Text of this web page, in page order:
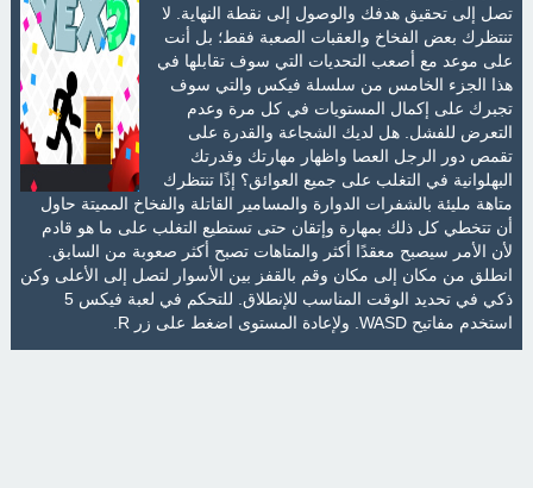
تصل إلى تحقيق هدفك والوصول إلى نقطة النهاية. لا
تنتظرك بعض الفخاخ والعقبات الصعبة فقط؛ بل أنت
على موعد مع أصعب التحديات التي سوف تقابلها في
هذا الجزء الخامس من سلسلة فيكس والتي سوف
تجبرك على إكمال المستويات في كل مرة وعدم
التعرض للفشل. هل لديك الشجاعة والقدرة على
تقمص دور الرجل العصا واظهار مهارتك وقدرتك
البهلوانية في التغلب على جميع العوائق؟ إذًا تنتظرك
متاهة مليئة بالشفرات الدوارة والمسامير القاتلة والفخاخ المميتة حاول
أن تتخطي كل ذلك بمهارة وإتقان حتى تستطيع التغلب على ما هو قادم
لأن الأمر سيصبح معقدًا أكثر والمتاهات تصبح أكثر صعوبة من السابق.
انطلق من مكان إلى مكان وقم بالقفز بين الأسوار لتصل إلى الأعلى وكن
ذكي في تحديد الوقت المناسب للإنطلاق. للتحكم في لعبة فيكس 5
استخدم مفاتيح WASD. ولإعادة المستوى اضغط على زر R.